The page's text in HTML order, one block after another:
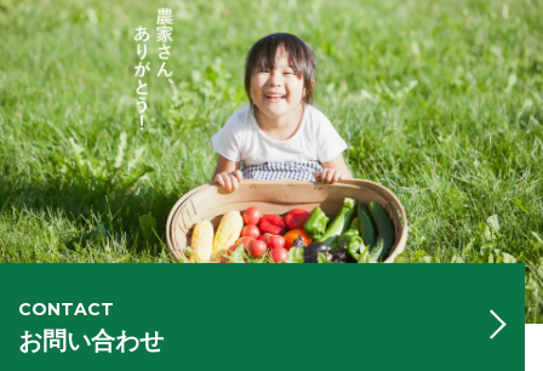
CONTACT
お問い合わせ